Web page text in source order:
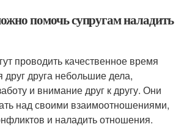
помочь супругам наладить
проводить качественное время
друг друга небольшие дела,
и внимание друг к другу. Они
над своими взаимоотношениями,
и наладить отношения.